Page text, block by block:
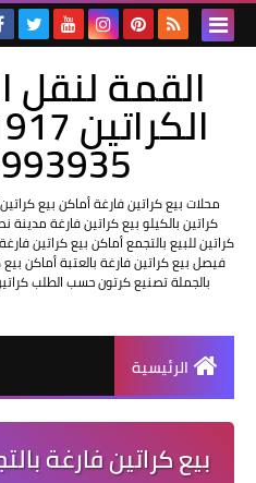
القمة
محلات بيع كراتين فارغة أماكن بيع
كراتين بالكيلو بيع كراتين فارغة
كراتين للبيع بالتجمع أماكن بيع كراتين
فيصل بيع كراتين فارغة بالعتبة أماكن
بالجملة تصنيع كرتون حسب الطلب
الرئيسية
بيع كراتين فارغة بالتجمع